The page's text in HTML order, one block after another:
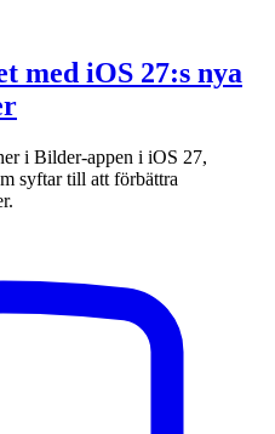
med iOS 27:s nya
i Bilder-appen i iOS 27,
syftar till att förbättra